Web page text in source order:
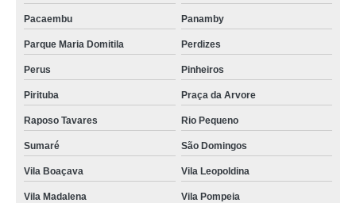
Pacaembu Panamby
Parque Maria Domitila Perdizes
Perus Pinheiros
Pirituba Praça da Arvore
Raposo Tavares Rio Pequeno
Sumaré São Domingos
Vila Boaçava Vila Leopoldina
Vila Madalena Vila Pompeia